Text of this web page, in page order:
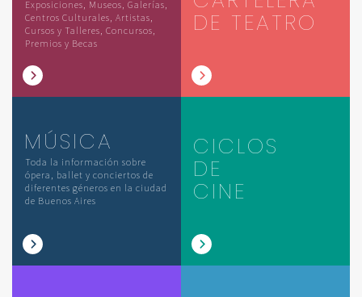
Exposiciones, Museos, Galerías,
Centros Culturales, Artistas,
Cursos y Talleres, Concursos,
Premios y Becas
DE TEATRO
MÚSICA
Toda la información sobre
ópera, ballet y conciertos de
diferentes géneros en la ciudad
de Buenos Aires
CICLOS
DE
CINE